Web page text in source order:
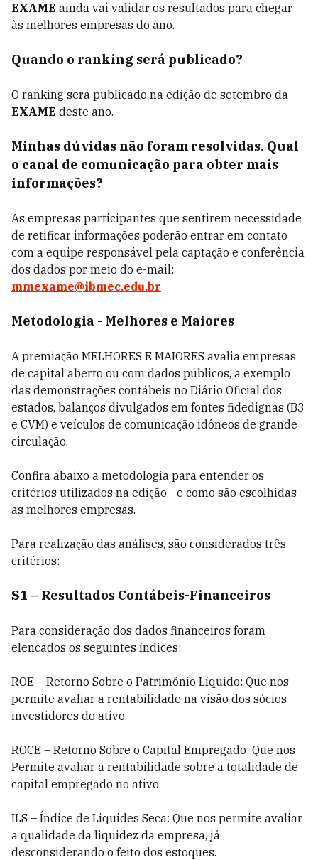
EXAME ainda vai validar os resultados para chegar
às melhores empresas do ano.
Quando o ranking será publicado?
O ranking será publicado na edição de setembro da
EXAME deste ano.
Minhas dúvidas não foram resolvidas. Qual
o canal de comunicação para obter mais
informações?
As empresas participantes que sentirem necessidade
de retificar informações poderão entrar em contato
com a equipe responsável pela captação e conferência
dos dados por meio do e-mail:
mmexame@ibmec.edu.br
Metodologia - Melhores e Maiores
A premiação MELHORES E MAIORES avalia empresas
de capital aberto ou com dados públicos, a exemplo
das demonstrações contábeis no Diário Oficial dos
estados, balanços divulgados em fontes fidedignas (B3
e CVM) e veículos de comunicação idôneos de grande
circulação.
Confira abaixo a metodologia para entender os
critérios utilizados na edição - e como são escolhidas
as melhores empresas.
Para realização das análises, são considerados três
critérios:
S1 – Resultados Contábeis-Financeiros
Para consideração dos dados financeiros foram
elencados os seguintes índices:
ROE – Retorno Sobre o Patrimônio Líquido: Que nos
permite avaliar a rentabilidade na visão dos sócios
investidores do ativo.
ROCE – Retorno Sobre o Capital Empregado: Que nos
Permite avaliar a rentabilidade sobre a totalidade de
capital empregado no ativo
ILS – Índice de Liquides Seca: Que nos permite avaliar
a qualidade da liquidez da empresa, já
desconsiderando o feito dos estoques.